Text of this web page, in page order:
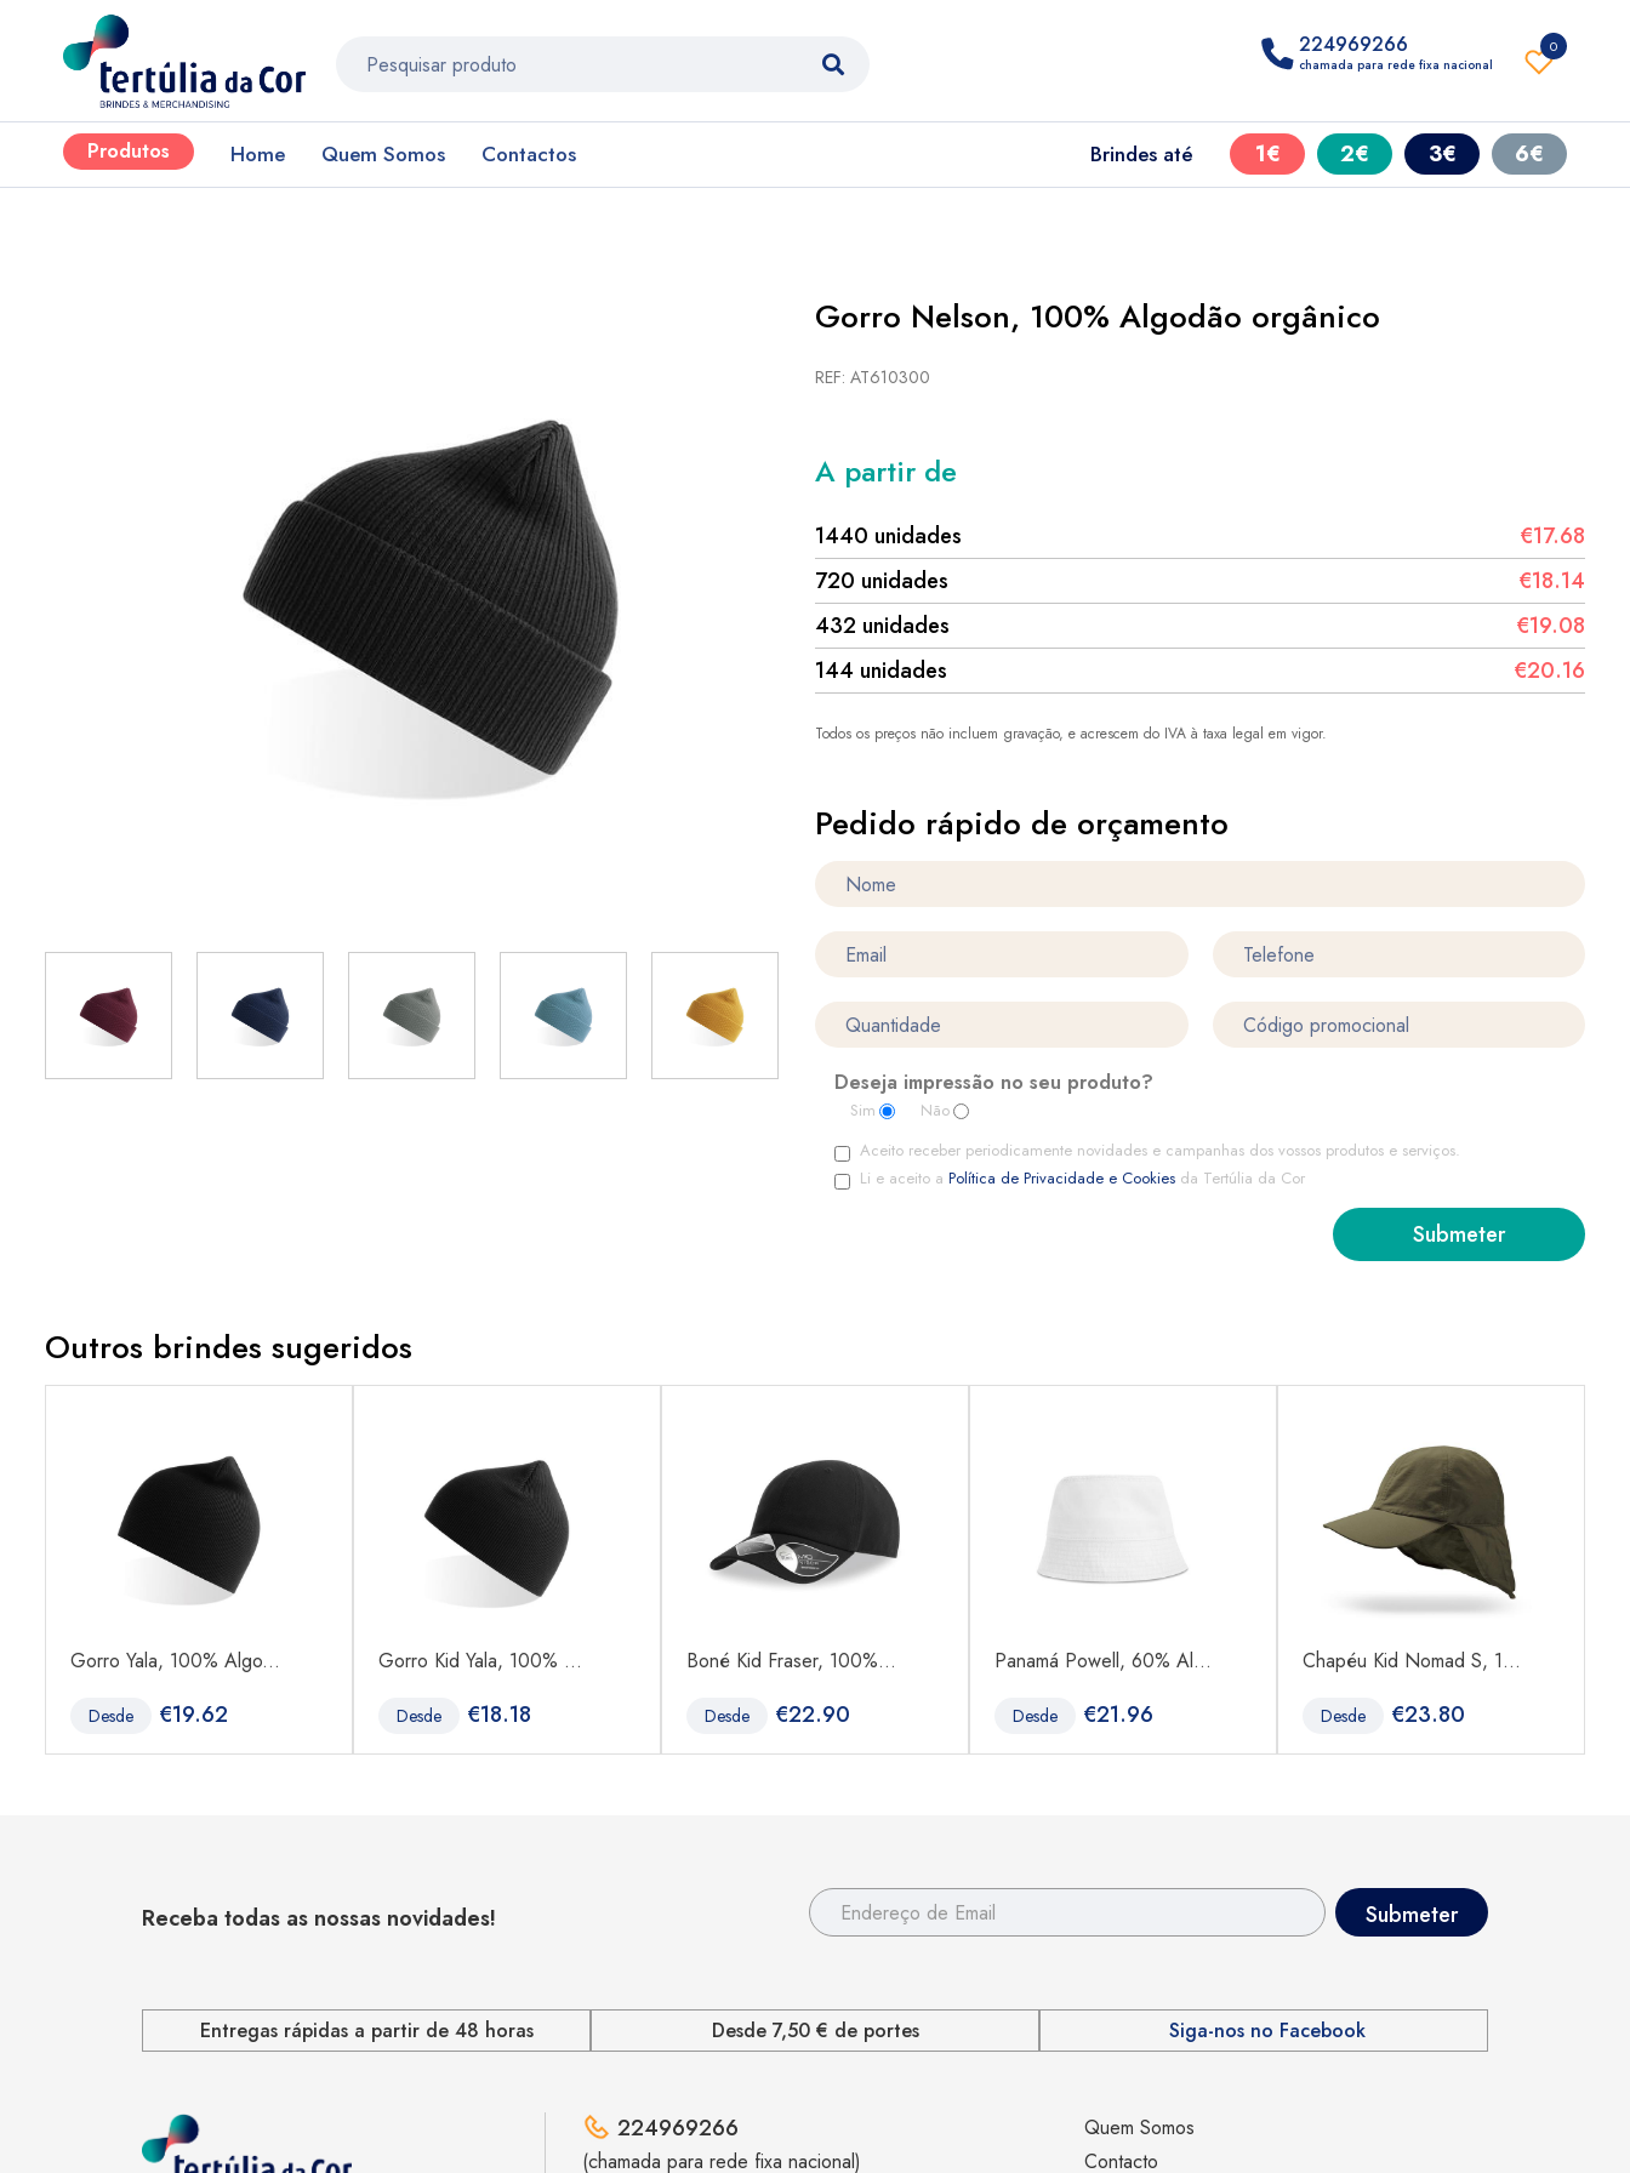
0
224969266
chamada para rede fixa nacional
Produtos Home Quem Somos Contactos Brindes até 1€ 2€ 3€ 6€
Gorro Nelson, 100% Algodão orgânico
REF: AT610300
A partir de
1440 unidades
€17.68
720 unidades
€18.14
432 unidades
€19.08
144 unidades
€20.16
Todos os preços não incluem gravação, e acrescem do IVA à taxa legal em vigor.
Pedido rápido de orçamento
Deseja impressão no seu produto?
Sim
Não
Aceito receber periodicamente novidades e campanhas dos vossos produtos e serviços.
Li e aceito a Política de Privacidade e Cookies da Tertúlia da Cor
Outros brindes sugeridos
Gorro Yala, 100% Algo...
Desde €19.62
Gorro Kid Yala, 100% ...
Desde €18.18
Boné Kid Fraser, 100%...
Desde €22.90
Panamá Powell, 60% Al...
Desde €21.96
Chapéu Kid Nomad S, 1...
Desde €23.80
Receba todas as nossas novidades!
Entregas rápidas a partir de 48 horas Desde 7,50 € de portes Siga-nos no Facebook
224969266
(chamada para rede fixa nacional)
Quem Somos
Contacto